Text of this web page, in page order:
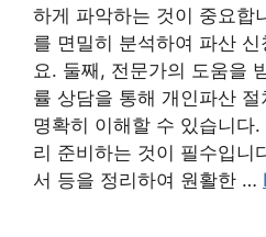
하게 파악하는 것이 중요합
를 면밀히 분석하여 파산
요. 둘째, 전문가의 도움을
률 상담을 통해 개인파산
명확히 이해할 수 있습니다
리 준비하는 것이 필수입니
서 등을 정리하여 원활한 …